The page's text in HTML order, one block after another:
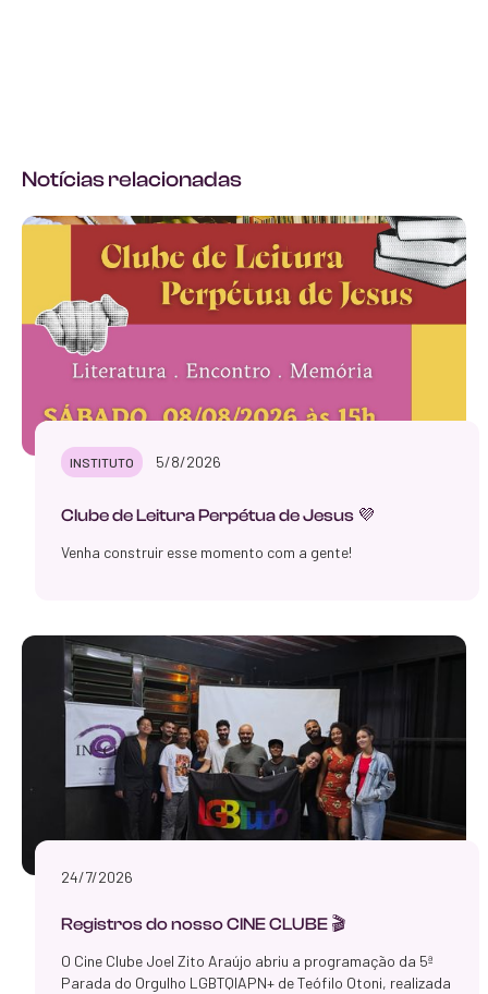
Notícias relacionadas
INSTITUTO 5/8/2026
Clube de Leitura Perpétua de Jesus 💜
Venha construir esse momento com a gente!
24/7/2026
Registros do nosso CINE CLUBE 🎬
O Cine Clube Joel Zito Araújo abriu a programação da 5ª
Parada do Orgulho LGBTQIAPN+ de Teófilo Otoni, realizada